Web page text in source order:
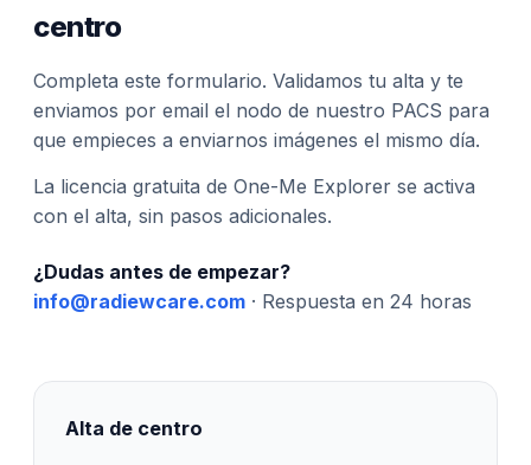
centro
Completa este formulario. Validamos tu alta y te
enviamos por email el nodo de nuestro PACS para
que empieces a enviarnos imágenes el mismo día.
La licencia gratuita de One-Me Explorer se activa
con el alta, sin pasos adicionales.
¿Dudas antes de empezar?
info@radiewcare.com · Respuesta en 24 horas
Alta de centro